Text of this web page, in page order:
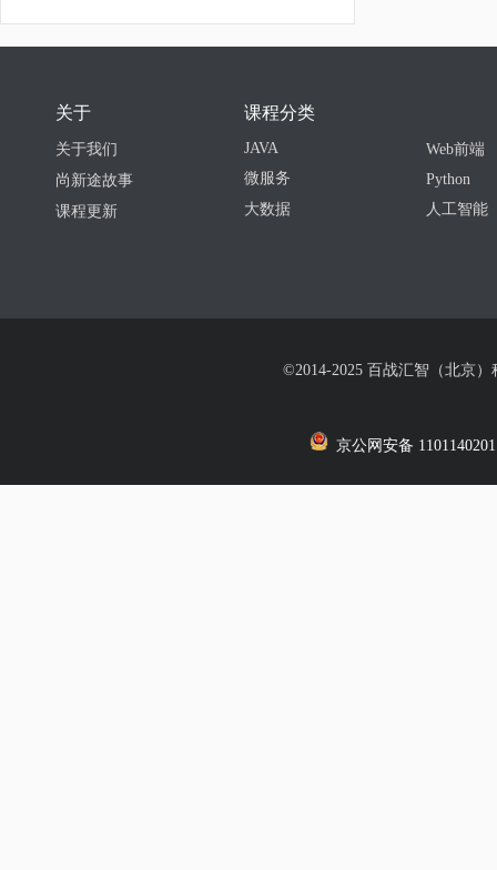
关于
关于我们
尚新途故事
课程更新
课程分类
JAVA
微服务
大数据
Web前端
Python
人工智能
©2014-2025 百战汇智（北京
京公网安备